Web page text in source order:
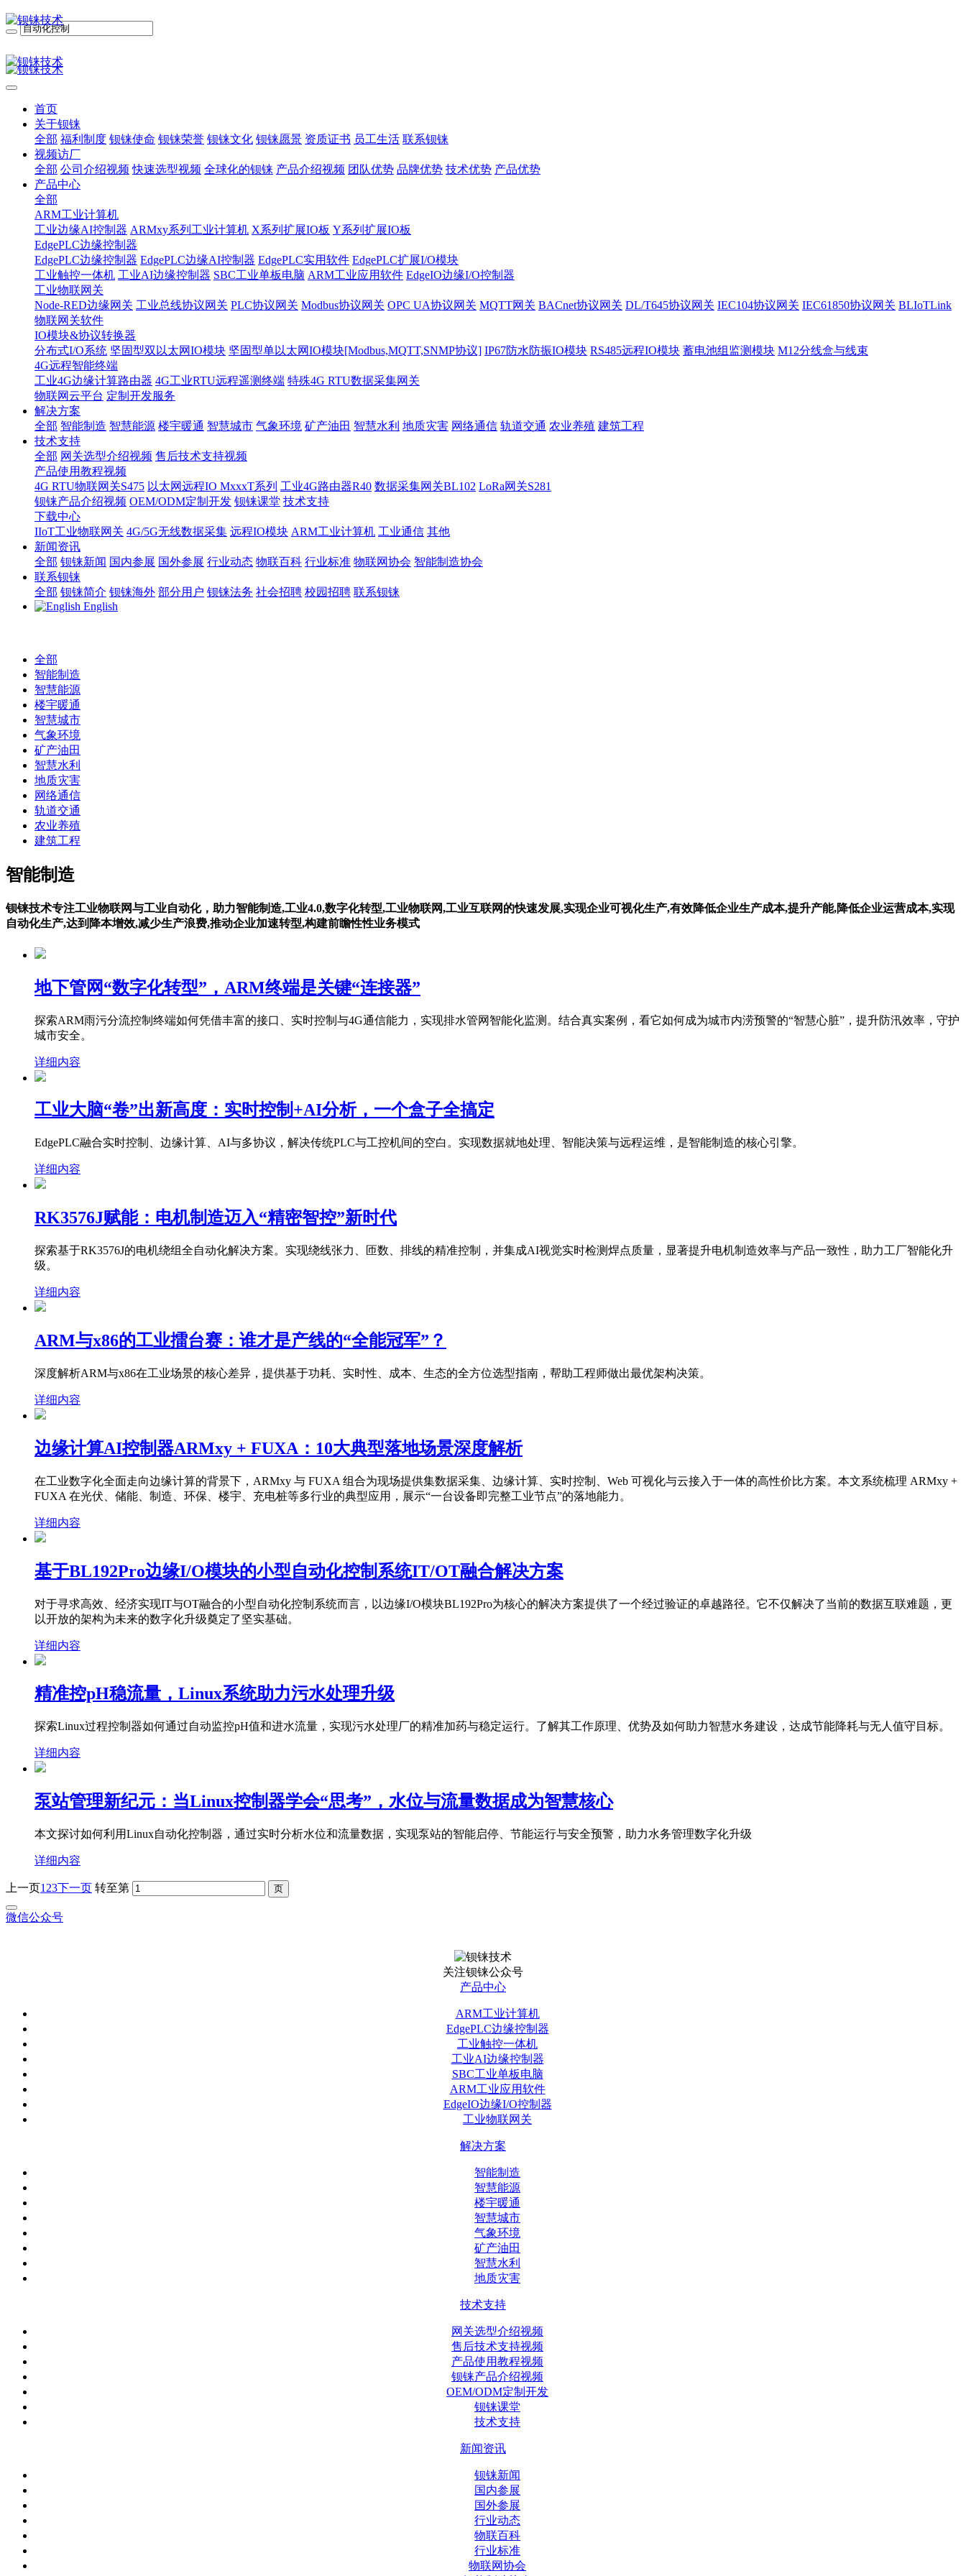
首页
关于钡铼
全部 福利制度 钡铼使命 钡铼荣誉 钡铼文化 钡铼愿景 资质证书 员工生活 联系钡铼
视频访厂
全部 公司介绍视频 快速选型视频 全球化的钡铼 产品介绍视频 团队优势 品牌优势 技术优势 产品优势
产品中心
全部
ARM工业计算机
工业边缘AI控制器 ARMxy系列工业计算机 X系列扩展IO板 Y系列扩展IO板
EdgePLC边缘控制器
EdgePLC边缘控制器 EdgePLC边缘AI控制器 EdgePLC实用软件 EdgePLC扩展I/O模块
工业触控一体机 工业AI边缘控制器 SBC工业单板电脑 ARM工业应用软件 EdgeIO边缘I/O控制器
工业物联网关
Node-RED边缘网关 工业总线协议网关 PLC协议网关 Modbus协议网关 OPC UA协议网关 MQTT网关 BACnet协议网关 DL/T645协议网关 IEC104协议网关 IEC61850协议网关 BLIoTLink
物联网关软件
IO模块&协议转换器
分布式I/O系统 坚固型双以太网IO模块 坚固型单以太网IO模块[Modbus,MQTT,SNMP协议] IP67防水防振IO模块 RS485远程IO模块 蓄电池组监测模块 M12分线盒与线束
4G远程智能终端
工业4G边缘计算路由器 4G工业RTU远程遥测终端 特殊4G RTU数据采集网关
物联网云平台 定制开发服务
解决方案
全部 智能制造 智慧能源 楼宇暖通 智慧城市 气象环境 矿产油田 智慧水利 地质灾害 网络通信 轨道交通 农业养殖 建筑工程
技术支持
全部 网关选型介绍视频 售后技术支持视频
产品使用教程视频
4G RTU物联网关S475 以太网远程IO MxxxT系列 工业4G路由器R40 数据采集网关BL102 LoRa网关S281
钡铼产品介绍视频 OEM/ODM定制开发 钡铼课堂 技术支持
下载中心
IIoT工业物联网关 4G/5G无线数据采集 远程IO模块 ARM工业计算机 工业通信 其他
新闻资讯
全部 钡铼新闻 国内参展 国外参展 行业动态 物联百科 行业标准 物联网协会 智能制造协会
联系钡铼
全部 钡铼简介 钡铼海外 部分用户 钡铼法务 社会招聘 校园招聘 联系钡铼
English
全部
智能制造
智慧能源
楼宇暖通
智慧城市
气象环境
矿产油田
智慧水利
地质灾害
网络通信
轨道交通
农业养殖
建筑工程
智能制造
钡铼技术专注工业物联网与工业自动化，助力智能制造,工业4.0,数字化转型,工业物联网,工业互联网的快速发展,实现企业可视化生产,有效降低企业生产成本,提升产能,降低企业运营成本,实现
自动化生产,达到降本增效,减少生产浪费,推动企业加速转型,构建前瞻性性业务模式
地下管网“数字化转型”，ARM终端是关键“连接器”
探索ARM雨污分流控制终端如何凭借丰富的接口、实时控制与4G通信能力，实现排水管网智能化监测。结合真实案例，看它如何成为城市内涝预警的“智慧心脏”，提升防汛效率，守护
城市安全。
详细内容
工业大脑“卷”出新高度：实时控制+AI分析，一个盒子全搞定
EdgePLC融合实时控制、边缘计算、AI与多协议，解决传统PLC与工控机间的空白。实现数据就地处理、智能决策与远程运维，是智能制造的核心引擎。
详细内容
RK3576J赋能：电机制造迈入“精密智控”新时代
探索基于RK3576J的电机绕组全自动化解决方案。实现绕线张力、匝数、排线的精准控制，并集成AI视觉实时检测焊点质量，显著提升电机制造效率与产品一致性，助力工厂智能化升
级。
详细内容
ARM与x86的工业擂台赛：谁才是产线的“全能冠军”？
深度解析ARM与x86在工业场景的核心差异，提供基于功耗、实时性、成本、生态的全方位选型指南，帮助工程师做出最优架构决策。
详细内容
边缘计算AI控制器ARMxy + FUXA：10大典型落地场景深度解析
在工业数字化全面走向边缘计算的背景下，ARMxy 与 FUXA 组合为现场提供集数据采集、边缘计算、实时控制、Web 可视化与云接入于一体的高性价比方案。本文系统梳理 ARMxy +
FUXA 在光伏、储能、制造、环保、楼宇、充电桩等多行业的典型应用，展示“一台设备即完整工业节点”的落地能力。
详细内容
基于BL192Pro边缘I/O模块的小型自动化控制系统IT/OT融合解决方案
对于寻求高效、经济实现IT与OT融合的小型自动化控制系统而言，以边缘I/O模块BL192Pro为核心的解决方案提供了一个经过验证的卓越路径。它不仅解决了当前的数据互联难题，更
以开放的架构为未来的数字化升级奠定了坚实基础。
详细内容
精准控pH稳流量，Linux系统助力污水处理升级
探索Linux过程控制器如何通过自动监控pH值和进水流量，实现污水处理厂的精准加药与稳定运行。了解其工作原理、优势及如何助力智慧水务建设，达成节能降耗与无人值守目标。
详细内容
泵站管理新纪元：当Linux控制器学会“思考”，水位与流量数据成为智慧核心
本文探讨如何利用Linux自动化控制器，通过实时分析水位和流量数据，实现泵站的智能启停、节能运行与安全预警，助力水务管理数字化升级
详细内容
上一页1 23下一页 转至第
微信公众号
关注钡铼公众号
产品中心
ARM工业计算机
EdgePLC边缘控制器
工业触控一体机
工业AI边缘控制器
SBC工业单板电脑
ARM工业应用软件
EdgeIO边缘I/O控制器
工业物联网关
解决方案
智能制造
智慧能源
楼宇暖通
智慧城市
气象环境
矿产油田
智慧水利
地质灾害
技术支持
网关选型介绍视频
售后技术支持视频
产品使用教程视频
钡铼产品介绍视频
OEM/ODM定制开发
钡铼课堂
技术支持
新闻资讯
钡铼新闻
国内参展
国外参展
行业动态
物联百科
行业标准
物联网协会